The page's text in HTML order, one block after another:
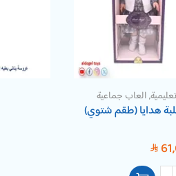
,العاب جماعية
هدايا (طقم شتوي)
SAR